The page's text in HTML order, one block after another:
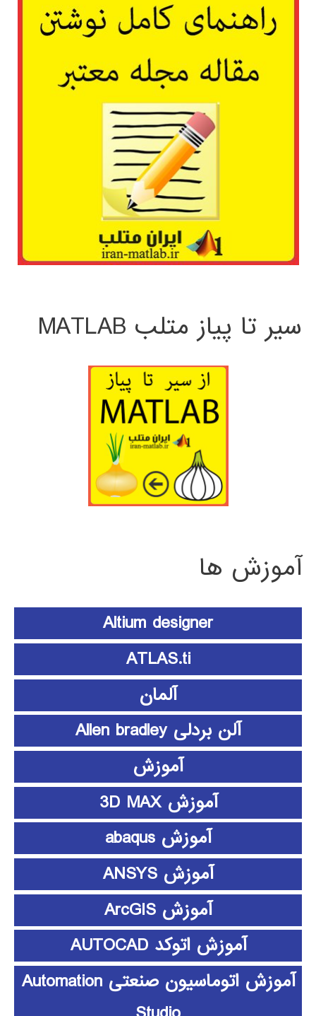
سیر تا پیاز متلب MATLAB
آموزش ها
Altium designer
ATLAS.ti
آلمان
آلن بردلی Allen bradley
آموزش
آموزش 3D MAX
آموزش abaqus
آموزش ANSYS
آموزش ArcGIS
آموزش اتوکد AUTOCAD
آموزش اتوماسیون صنعتی Automation